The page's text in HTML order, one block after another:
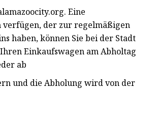
Eine
verfügen, der zur regelmäßigen
haben, können Sie bei der Stadt
Einkaufswagen am Abholtag
ab
und die Abholung wird von der